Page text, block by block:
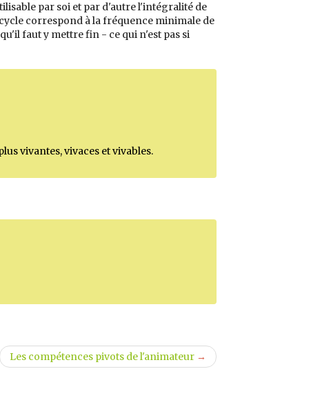
par soi et par d'autre l'intégralité de
correspond à la fréquence minimale de
faut y mettre fin - ce qui n'est pas si
vivantes, vivaces et vivables.
Les compétences pivots de l'animateur →